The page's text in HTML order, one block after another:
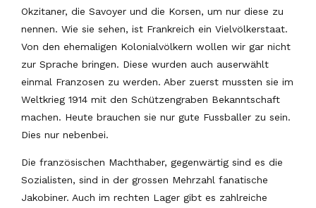
Okzitaner, die Savoyer und die Korsen, um nur diese zu
nennen. Wie sie sehen, ist Frankreich ein Vielvölkerstaat.
Von den ehemaligen Kolonialvölkern wollen wir gar nicht
zur Sprache bringen. Diese wurden auch auserwählt
einmal Franzosen zu werden. Aber zuerst mussten sie im
Weltkrieg 1914 mit den Schützengraben Bekanntschaft
machen. Heute brauchen sie nur gute Fussballer zu sein.
Dies nur nebenbei.
Die französischen Machthaber, gegenwärtig sind es die
Sozialisten, sind in der grossen Mehrzahl fanatische
Jakobiner. Auch im rechten Lager gibt es zahlreiche